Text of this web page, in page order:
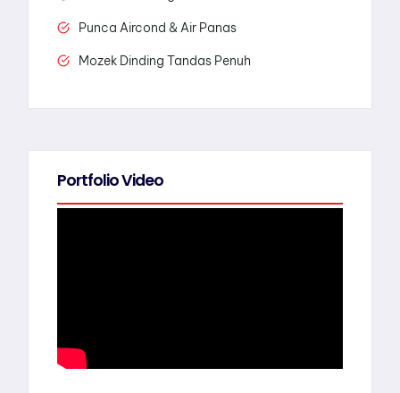
Punca Aircond & Air Panas
Mozek Dinding Tandas Penuh
Portfolio Video